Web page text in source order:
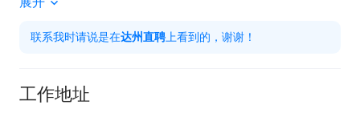
联系我时请说是在达州直聘 上看到的，谢谢！
工作地址